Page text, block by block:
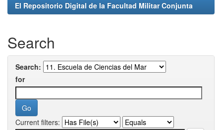
El Repositorio Digital de la Facultad Militar Conjunta
Search
Search:
for
Current filters: